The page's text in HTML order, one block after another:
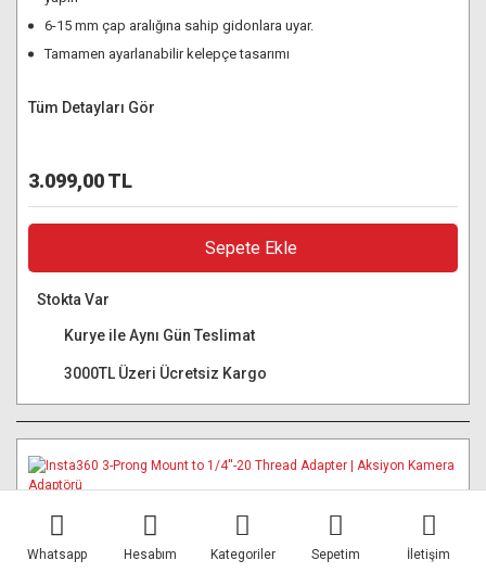
6-15 mm çap aralığına sahip gidonlara uyar.
Tamamen ayarlanabilir kelepçe tasarımı
Tüm Detayları Gör
3.099,00 TL
Sepete Ekle
Stokta Var
Kurye ile Aynı Gün Teslimat
3000TL Üzeri Ücretsiz Kargo
Whatsapp Hesabım Kategoriler Sepetim İletişim